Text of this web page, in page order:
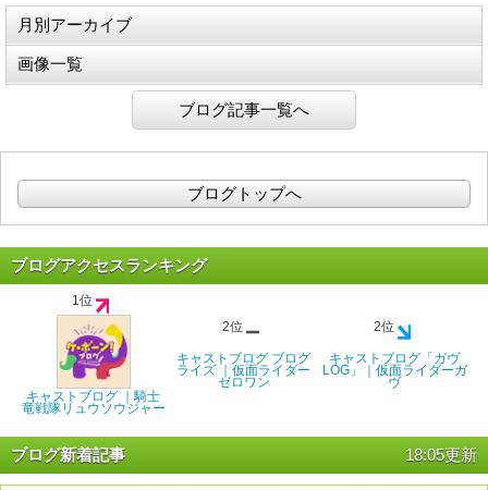
月別アーカイブ
画像一覧
ブログ記事一覧へ
ブログトップへ
ブログアクセスランキング
1位
キャストブログ ｜騎士
竜戦隊リュウソウジャー
2位
キャストブログ ブログ
ライズ ｜仮面ライダー
ゼロワン
2位
キャストブログ「ガヴ
LOG」｜仮面ライダーガ
ヴ
ブログ新着記事 18:05更新